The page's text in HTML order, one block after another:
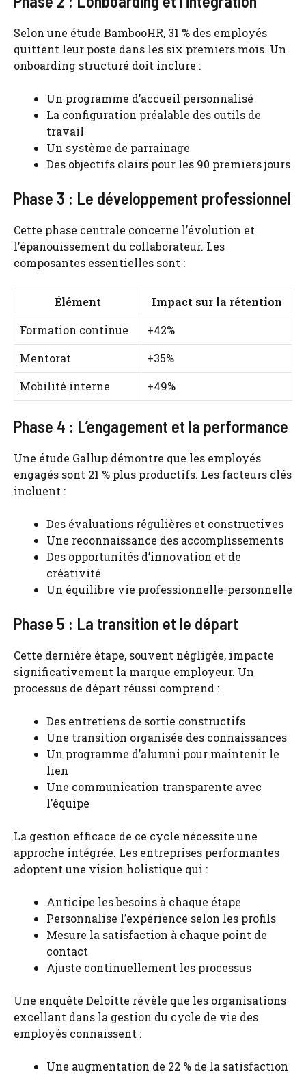
Selon une étude BambooHR, 31 % des employés
quittent leur poste dans les six premiers mois. Un
onboarding structuré doit inclure :
Un programme d’accueil personnalisé
La configuration préalable des outils de
travail
Un système de parrainage
Des objectifs clairs pour les 90 premiers jours
Phase 3 : Le développement professionnel
Cette phase centrale concerne l’évolution et
l’épanouissement du collaborateur. Les
composantes essentielles sont :
Élément
Impact sur la rétention
Formation continue
+42%
Mentorat
+35%
Mobilité interne
+49%
Phase 4 : L’engagement et la performance
Une étude Gallup démontre que les employés
engagés sont 21 % plus productifs. Les facteurs clés
incluent :
Des évaluations régulières et constructives
Une reconnaissance des accomplissements
Des opportunités d’innovation et de
créativité
Un équilibre vie professionnelle-personnelle
Phase 5 : La transition et le départ
Cette dernière étape, souvent négligée, impacte
significativement la marque employeur. Un
processus de départ réussi comprend :
Des entretiens de sortie constructifs
Une transition organisée des connaissances
Un programme d’alumni pour maintenir le
lien
Une communication transparente avec
l’équipe
La gestion efficace de ce cycle nécessite une
approche intégrée. Les entreprises performantes
adoptent une vision holistique qui :
Anticipe les besoins à chaque étape
Personnalise l’expérience selon les profils
Mesure la satisfaction à chaque point de
contact
Ajuste continuellement les processus
Une enquête Deloitte révèle que les organisations
excellant dans la gestion du cycle de vie des
employés connaissent :
Une augmentation de 22 % de la satisfaction